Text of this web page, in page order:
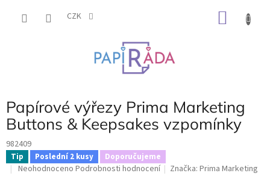
CZK
Papírové výřezy Prima Marketing
Buttons & Keepsakes vzpomínky
982409
Tip Poslední 2 kusy Doporučujeme
Průměrné
Neohodnoceno Podrobnosti hodnocení Značka:Prima Marketing